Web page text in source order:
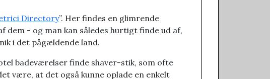
Directory”. Her findes en glimrende
dem - og man kan således hurtigt finde ud af,
i det pågældende land.
badeværelser finde shaver-stik, som ofte
være, at det også kunne oplade en enkelt